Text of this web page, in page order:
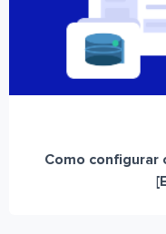
Como configurar